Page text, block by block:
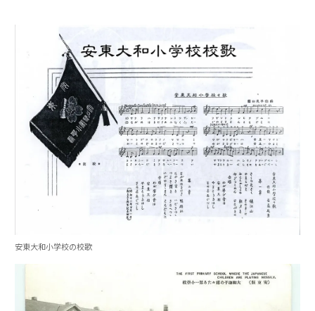
安東大和小学校の校歌